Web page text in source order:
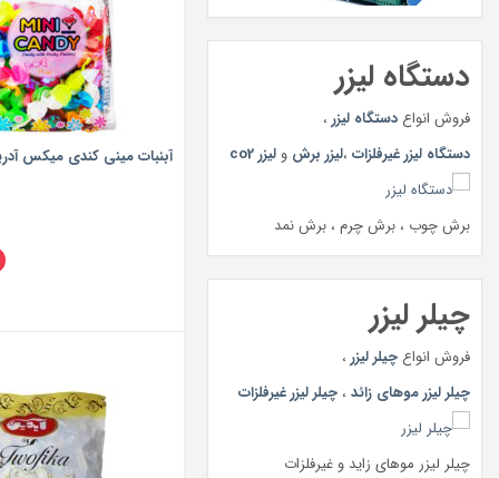
دستگاه لیزر
فروش انواع دستگاه لیزر ،
دستگاه لیزر غیرفلزات ،لیزر برش و لیزر co2
برش چوب ، برش چرم ، برش نمد
چیلر لیزر
فروش انواع چیلر لیزر ،
چیلر لیزر موهای زائد ، چیلر لیزر غیرفلزات
چیلر لیزر موهای زاید و غیرفلزات
آبنبات مینی کندی میکس آدرین –